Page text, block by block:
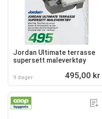
Jordan Ultimate terrasse
supersett maleverktøy
9 dager 495,00 kr